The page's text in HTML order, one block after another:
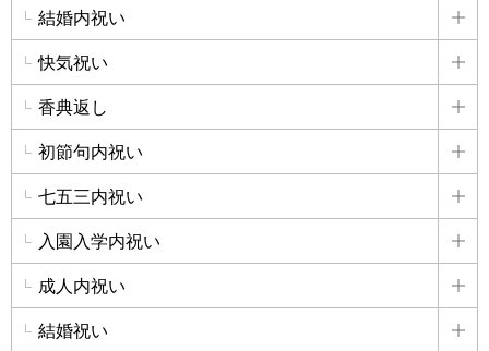
結婚内祝い
詳
快気祝い
詳
香典返し
詳
初節句内祝い
詳
七五三内祝い
詳
入園入学内祝い
詳
成人内祝い
詳
結婚祝い
詳